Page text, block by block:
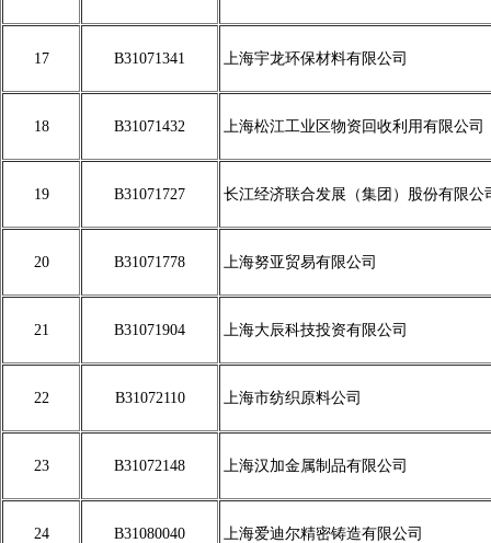
17 B31071341 上海宇龙环保材料有限公司
18 B31071432 上海松江工业区物资回收利用有限公司
19 B31071727 长江经济联合发展（集团）股份有限公
20 B31071778 上海努亚贸易有限公司
21 B31071904 上海大辰科技投资有限公司
22 B31072110 上海市纺织原料公司
23 B31072148 上海汉加金属制品有限公司
24 B31080040 上海爱迪尔精密铸造有限公司